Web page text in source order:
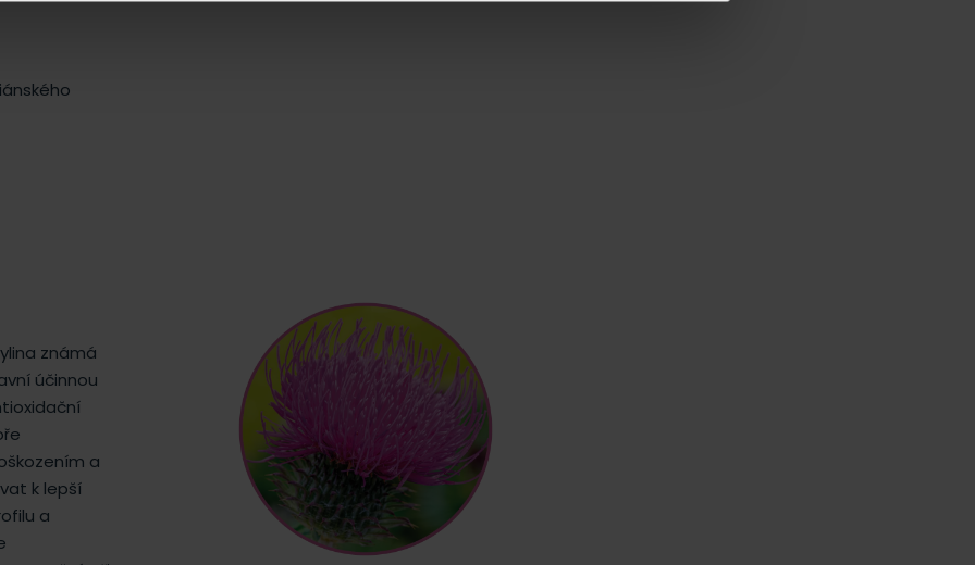
známá
účinnou
a
k lepší
a